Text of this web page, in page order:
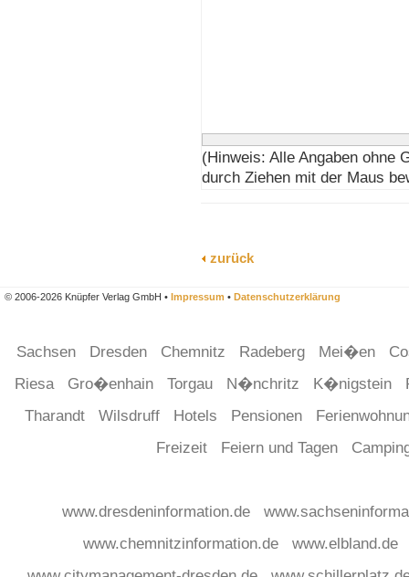
(Hinweis: Alle Angaben ohne
durch Ziehen mit der Maus
zurück
© 2006-2026 Knüpfer Verlag GmbH • Impressum • Datenschutzerklärung
Sachsen Dresden Chemnitz Radeberg Mei�en
Riesa
Gro�enhain Torgau N�nchritz K�nigstein
Tharandt
Wilsdruff Hotels Pensionen
Freizeit
Feiern und Tagen
www.dresdeninformation.de
www.chemnitzinformation.de
www.elbland.de